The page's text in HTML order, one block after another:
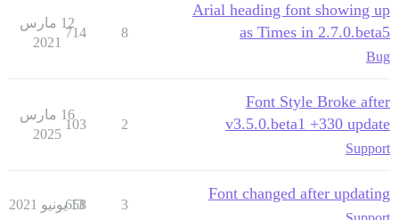
Arial heading font showing up
as Times in 2.7.0.beta5
Bug
8
714
12 مارس
2021
Font Style Broke after
v3.5.0.beta1 +330 update
Support
2
103
16 مارس
2025
Font changed after updating
3
658
13 يونيو 2021